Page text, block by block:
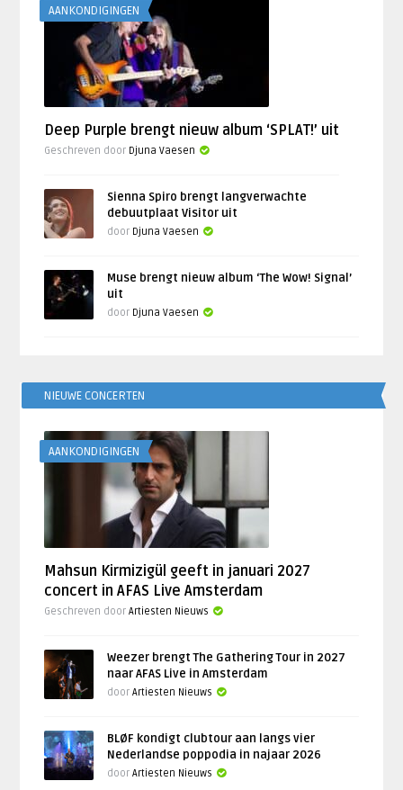
AANKONDIGINGEN
Deep Purple brengt nieuw album ‘SPLAT!’ uit
Geschreven door Djuna Vaesen
Sienna Spiro brengt langverwachte
debuutplaat Visitor uit
door Djuna Vaesen
Muse brengt nieuw album ‘The Wow! Signal’
uit
door Djuna Vaesen
NIEUWE CONCERTEN
AANKONDIGINGEN
Mahsun Kirmizigül geeft in januari 2027
concert in AFAS Live Amsterdam
Geschreven doorArtiesten Nieuws
Weezer brengt The Gathering Tour in 2027
naar AFAS Live in Amsterdam
doorArtiesten Nieuws
BLØF kondigt clubtour aan langs vier
Nederlandse poppodia in najaar 2026
doorArtiesten Nieuws